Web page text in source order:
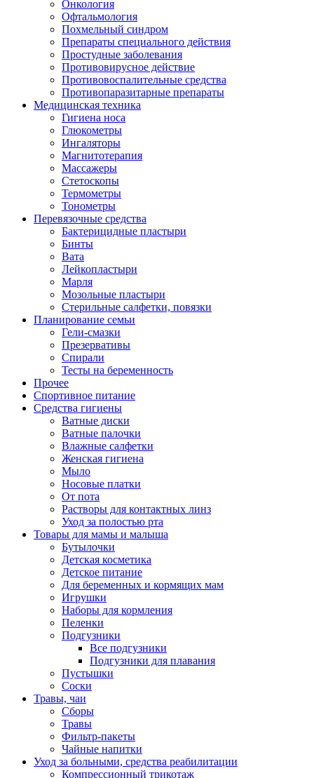
Онкология
Офтальмология
Похмельный синдром
Препараты специального действия
Простудные заболевания
Противовирусное действие
Противовоспалительные средства
Противопаразитарные препараты
Медицинская техника
Гигиена носа
Глюкометры
Ингаляторы
Магнитотерапия
Массажеры
Стетоскопы
Термометры
Тонометры
Перевязочные средства
Бактерицидные пластыри
Бинты
Вата
Лейкопластыри
Марля
Мозольные пластыри
Стерильные салфетки, повязки
Планирование семьи
Гели-смазки
Презервативы
Спирали
Тесты на беременность
Прочее
Спортивное питание
Средства гигиены
Ватные диски
Ватные палочки
Влажные салфетки
Женская гигиена
Мыло
Носовые платки
От пота
Растворы для контактных линз
Уход за полостью рта
Товары для мамы и малыша
Бутылочки
Детская косметика
Детское питание
Для беременных и кормящих мам
Игрушки
Наборы для кормления
Пеленки
Подгузники
Все подгузники
Подгузники для плавания
Пустышки
Соски
Травы, чаи
Сборы
Травы
Фильтр-пакеты
Чайные напитки
Уход за больными, средства реабилитации
Компрессионный трикотаж